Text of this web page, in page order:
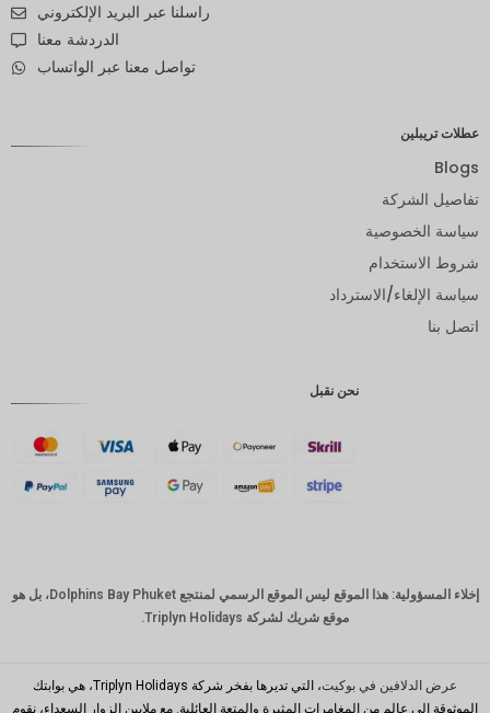
دانمركية
فرنك
الدولار
الاسترالي
جنوبي
راسلنا عبر البريد الإلكتروني
الدردشة معنا
تواصل معنا عبر الواتساب
عطلات تريبلين
Blogs
تفاصيل الشركة
سياسة الخصوصية
شروط الاستخدام
سياسة الإلغاء/الاسترداد
اتصل بنا
نحن نقبل
إخلاء المسؤولية: هذا الموقع ليس الموقع الرسمي لمنتجع Dolphins Bay Phuket، بل هو
موقع شريك لشركة Triplyn Holidays.
عرض الدلافين في بوكيت
، التي تديرها بفخر شركة Triplyn Holidays، هي بوابتك
الموثوقة إلى عالم من المغامرات المثيرة والمتعة العائلية. مع ملايين الزوار السعداء، نقوم